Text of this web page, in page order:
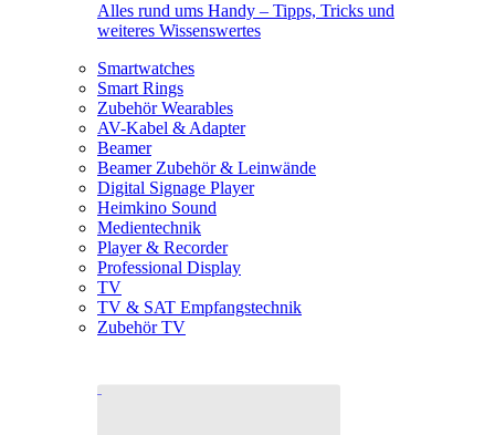
Alles rund ums Handy – Tipps, Tricks und
weiteres Wissenswertes
Smartwatches
Smart Rings
Zubehör Wearables
AV-Kabel & Adapter
Beamer
Beamer Zubehör & Leinwände
Digital Signage Player
Heimkino Sound
Medientechnik
Player & Recorder
Professional Display
TV
TV & SAT Empfangstechnik
Zubehör TV